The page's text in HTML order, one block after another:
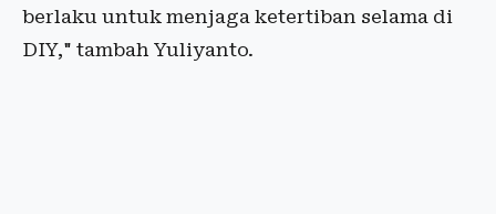
berlaku untuk menjaga ketertiban selama di
DIY," tambah Yuliyanto.